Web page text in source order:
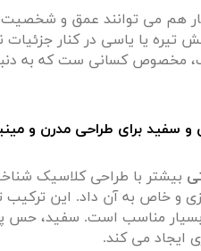
هم می توانند عمق و
تیره یا یاسی در کنار جزئیات
مخصوص کسانی ست که به
بیشتر با طراحی کلاسیک
و خاص به آن داد. این
مناسب است. سفید، حس
ایجاد می کند.